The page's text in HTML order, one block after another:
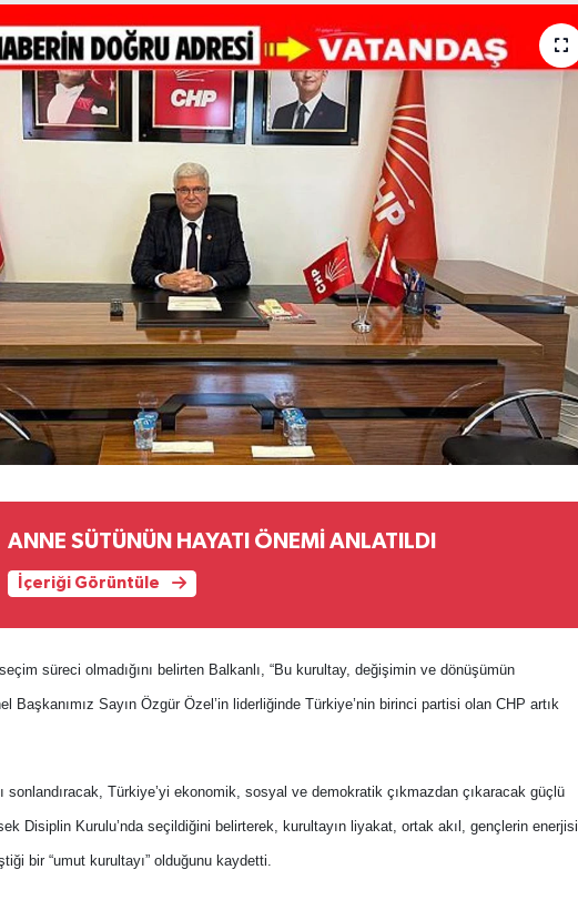
ANNE SÜTÜNÜN HAYATI ÖNEMİ ANLATILDI
İçeriği Görüntüle
süreci olmadığını belirten Balkanlı, “Bu kurultay, değişimin ve dönüşümün
Başkanımız Sayın Özgür Özel’in liderliğinde Türkiye’nin birinci partisi olan CHP artık
sonlandıracak, Türkiye’yi ekonomik, sosyal ve demokratik çıkmazdan çıkaracak güçlü
Disiplin Kurulu’nda seçildiğini belirterek, kurultayın liyakat, ortak akıl, gençlerin enerjisi
bir “umut kurultayı” olduğunu kaydetti.